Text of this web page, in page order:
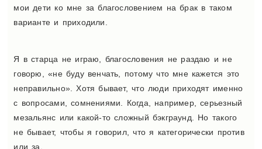
мои дети ко мне за благословением на брак в таком
варианте и приходили.
Я в старца не играю, благословения не раздаю и не
говорю, «не буду венчать, потому что мне кажется это
неправильно». Хотя бывает, что люди приходят именно
с вопросами, сомнениями. Когда, например, серьезный
мезальянс или какой-то сложный бэкграунд. Но такого
не бывает, чтобы я говорил, что я категорически против
или за.